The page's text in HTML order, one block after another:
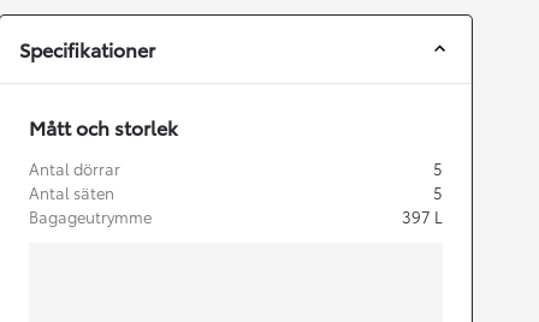
Specifikationer
Mått och storlek
Antal dörrar
5
Antal säten
5
Bagageutrymme
397 L